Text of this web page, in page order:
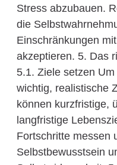
Stress abzubauen.
die
Einschränkungen
akzeptieren. 5. Das
5.1. Ziele setzen
wichtig, realistische
können kurzfristige,
langfristige
Fortschritte messen
Selbstbewusstsein